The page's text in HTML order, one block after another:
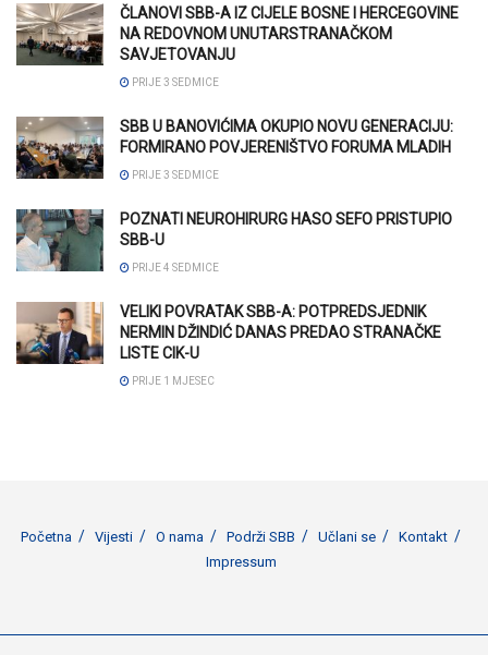
ČLANOVI SBB-A IZ CIJELE BOSNE I HERCEGOVINE
NA REDOVNOM UNUTARSTRANAČKOM
SAVJETOVANJU
PRIJE 3 SEDMICE
SBB U BANOVIĆIMA OKUPIO NOVU GENERACIJU:
FORMIRANO POVJERENIŠTVO FORUMA MLADIH
PRIJE 3 SEDMICE
POZNATI NEUROHIRURG HASO SEFO PRISTUPIO
SBB-U
PRIJE 4 SEDMICE
VELIKI POVRATAK SBB-A: POTPREDSJEDNIK
NERMIN DŽINDIĆ DANAS PREDAO STRANAČKE
LISTE CIK-U
PRIJE 1 MJESEC
Početna Vijesti O nama Podrži SBB Učlani se
Kontakt
Impressum